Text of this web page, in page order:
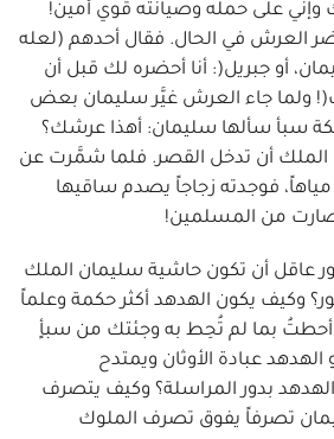
على حمله وصيانته قوي أمين!
العرش في الحال. فقال أحدهم (لعله
أو جبريل(: أنا أحضره لك قبل أن
ولما جاء العرش غيَّر سليمان بعض
سبأ سألها سليمان: أهذا عرشك؟
الملك أن تدخل القصر. فلما شمَّرت عن
فوجدته زجاجاً يصدم ساقيها
من المسلمين!
عاقل أن تكون حاشية سليمان الملك
وكيف يكون الهدهد أكثر حكمة وعلماً
أحطتُ بما لم تُحِط به وجئتك من سبأٍ
عبادة الأوثان ويمتدح
بدور المراسلة؟ وكيف يتصرف
تصرفاً يفوق تصرف الملوك